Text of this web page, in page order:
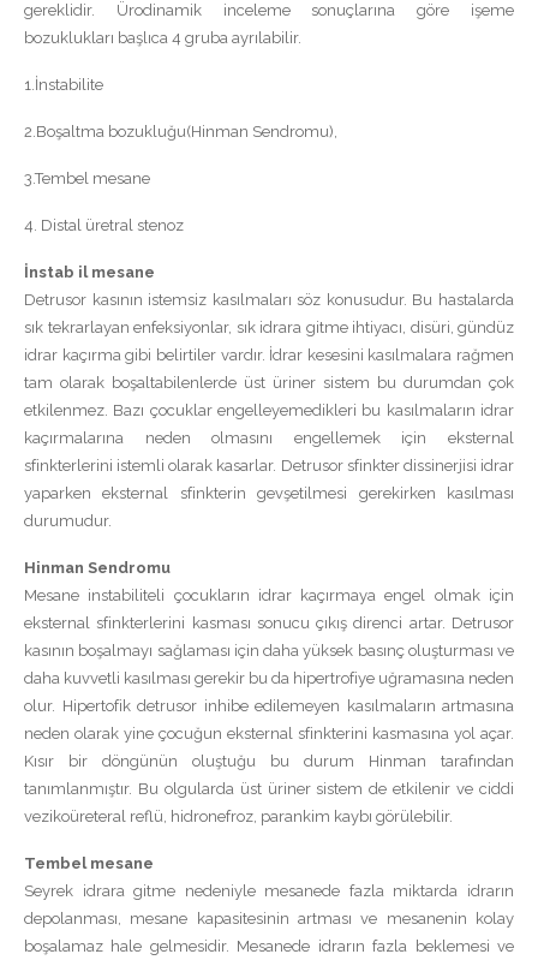
gereklidir. Ürodinamik inceleme sonuçlarına göre işeme
bozuklukları başlıca 4 gruba ayrılabilir.
1.İnstabilite
2.Boşaltma bozukluğu(Hinman Sendromu),
3.Tembel mesane
4. Distal üretral stenoz
İnstab il mesane
Detrusor kasının istemsiz kasılmaları söz konusudur. Bu hastalarda
sık tekrarlayan enfeksiyonlar, sık idrara gitme ihtiyacı, disüri, gündüz
idrar kaçırma gibi belirtiler vardır. İdrar kesesini kasılmalara rağmen
tam olarak boşaltabilenlerde üst üriner sistem bu durumdan çok
etkilenmez. Bazı çocuklar engelleyemedikleri bu kasılmaların idrar
kaçırmalarına neden olmasını engellemek için eksternal
sfinkterlerini istemli olarak kasarlar. Detrusor sfinkter dissinerjisi idrar
yaparken eksternal sfinkterin gevşetilmesi gerekirken kasılması
durumudur.
Hinman Sendromu
Mesane instabiliteli çocukların idrar kaçırmaya engel olmak için
eksternal sfinkterlerini kasması sonucu çıkış direnci artar. Detrusor
kasının boşalmayı sağlaması için daha yüksek basınç oluşturması ve
daha kuvvetli kasılması gerekir bu da hipertrofiye uğramasına neden
olur. Hipertofik detrusor inhibe edilemeyen kasılmaların artmasına
neden olarak yine çocuğun eksternal sfinkterini kasmasına yol açar.
Kısır bir döngünün oluştuğu bu durum Hinman tarafından
tanımlanmıştır. Bu olgularda üst üriner sistem de etkilenir ve ciddi
vezikoüreteral reflü, hidronefroz, parankim kaybı görülebilir.
Tembel mesane
Seyrek idrara gitme nedeniyle mesanede fazla miktarda idrarın
depolanması, mesane kapasitesinin artması ve mesanenin kolay
boşalamaz hale gelmesidir. Mesanede idrarın fazla beklemesi ve